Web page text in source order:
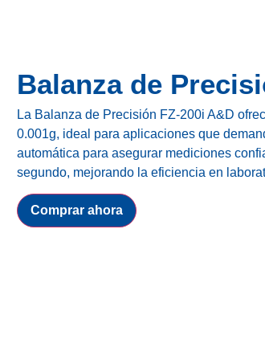
Balanza de
La Balanza de Precisión FZ-200i A&D
0.001g, ideal para aplicaciones que
automática para asegurar mediciones
segundo, mejorando la eficiencia en
Comprar ahora